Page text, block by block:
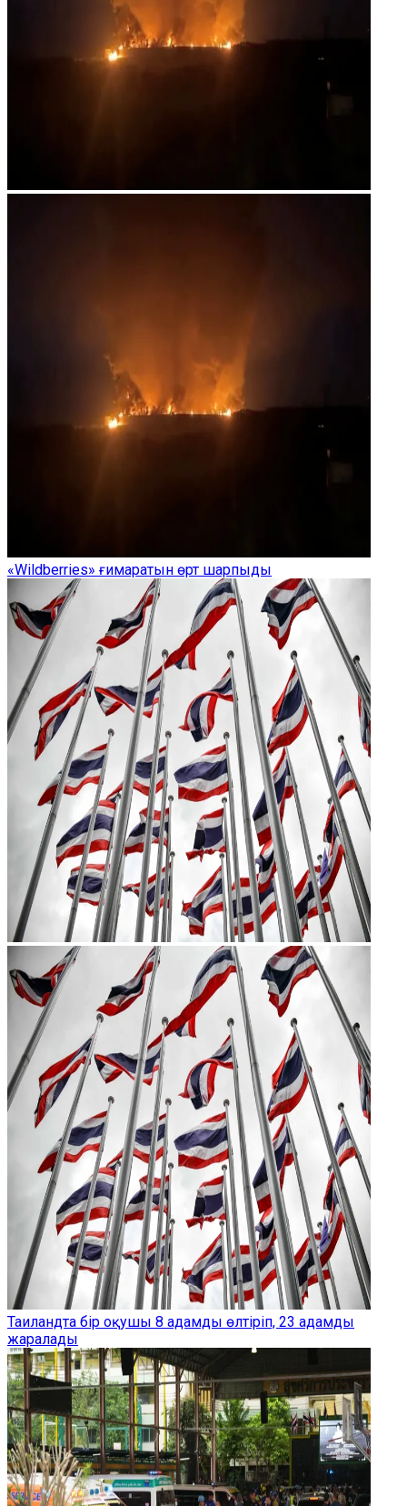
«Wildberries» ғимаратын өрт шарпыды
Таиландта бір оқушы 8 адамды өлтіріп, 23 адамды
жаралады